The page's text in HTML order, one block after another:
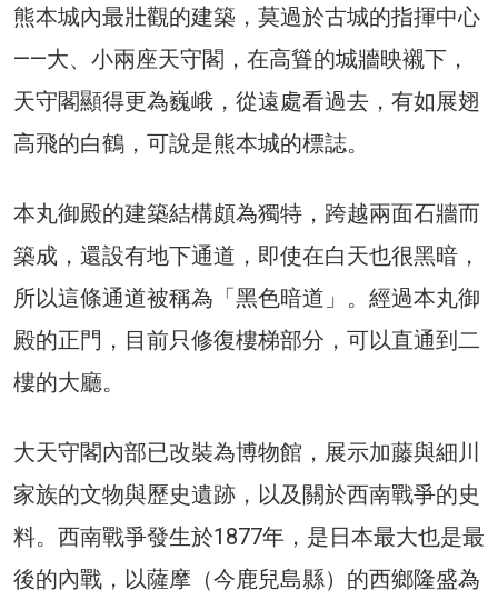
熊本城內最壯觀的建築，莫過於古城的指揮中心
——大、小兩座天守閣，在高聳的城牆映襯下，
天守閣顯得更為巍峨，從遠處看過去，有如展翅
高飛的白鶴，可說是熊本城的標誌。
本丸御殿的建築結構頗為獨特，跨越兩面石牆而
築成，還設有地下通道，即使在白天也很黑暗，
所以這條通道被稱為「黑色暗道」。經過本丸御
殿的正門，目前只修復樓梯部分，可以直通到二
樓的大廳。
大天守閣內部已改裝為博物館，展示加藤與細川
家族的文物與歷史遺跡，以及關於西南戰爭的史
料。西南戰爭發生於1877年，是日本最大也是最
後的內戰，以薩摩（今鹿兒島縣）的西鄉隆盛為